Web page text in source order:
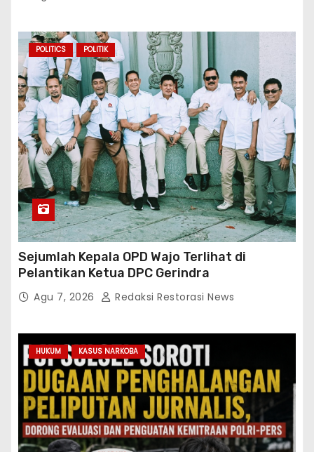
POLITICS POLITIK
Sejumlah Kepala OPD Wajo Terlihat di
Pelantikan Ketua DPC Gerindra
Agu 7, 2026 Redaksi Restorasi News
HUKUM KASUS NARKOBA